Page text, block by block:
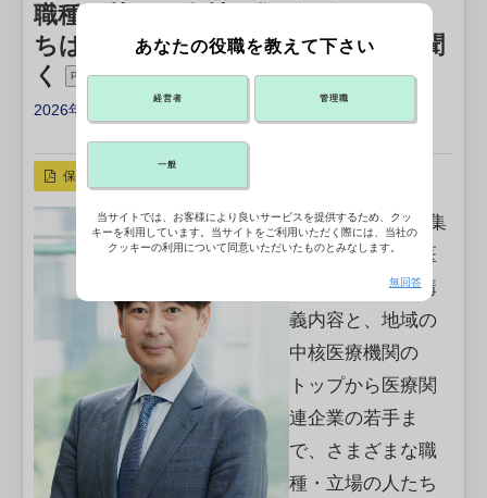
職種を越えて人材が集う
ちば医経塾の魅力 井上貴裕塾長に聞
く
PR
2026年02月13日 12:00
保存
第9期の塾生募集
を開始したちば医
経塾。実践的な講
義内容と、地域の
中核医療機関の
トップから医療関
連企業の若手ま
で、さまざまな職
種・立場の人たち
あなたの役職を教えて下さい
経営者 管理職
一般
当サイトでは、お客様により良いサービスを提供するため、クッ
キーを利用しています。当サイトをご利用いただく際には、当社の
クッキーの利用について同意いただいたものとみなします。
無回答